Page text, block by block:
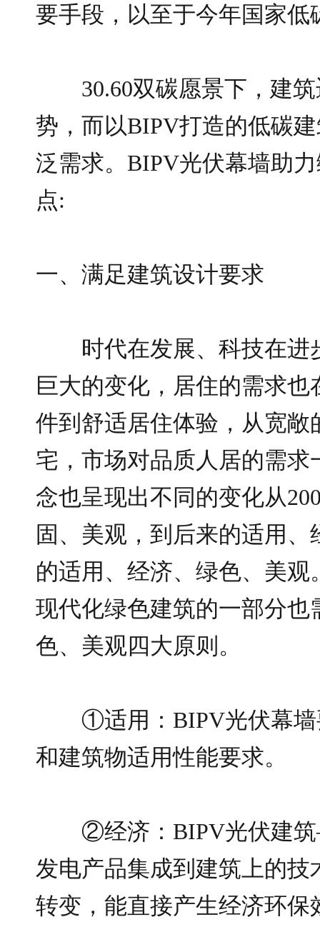
要手段，以至于今年国家
30.60双碳愿景下，建
势，而以BIPV打造的低碳
泛需求。BIPV光伏幕墙助
点:
一、满足建筑设计要求
时代在发展、科技在
巨大的变化，居住的需求
件到舒适居住体验，从宽
宅，市场对品质人居的需
念也呈现出不同的变化从
固、美观，到后来的适用
的适用、经济、绿色、美
现代化绿色建筑的一部分
色、美观四大原则。
①适用：BIPV光伏幕
和建筑物适用性能要求。
②经济：BIPV光伏建
发电产品集成到建筑上的
转变，能直接产生经济环